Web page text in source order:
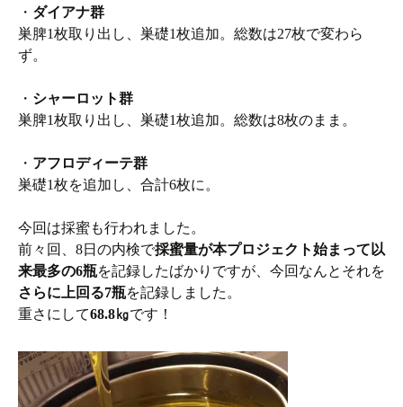
・ ダイアナ群
巣脾1枚取り出し、巣礎1枚追加。総数は27枚で変わら
ず。
・ シャーロット群
巣脾1枚取り出し、巣礎1枚追加。総数は8枚のまま。
・ アフロディーテ群
巣礎1枚を追加し、合計6枚に。
今回は採蜜も行われました。
前々回、8日の内検で採蜜量が本プロジェクト始まって以
来最多の6瓶を記録したばかりですが、今回なんとそれを
さらに上回る7瓶を記録しました。
重さにして68.8㎏です！